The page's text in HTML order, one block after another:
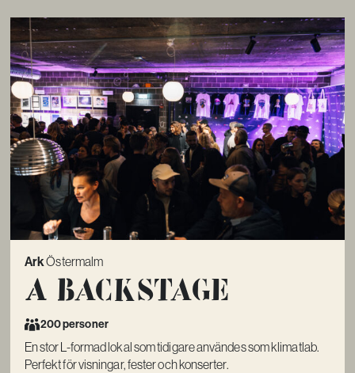
ArkÖstermalm
A Backstage
200 personer
En stor L-formad lokal som tidigare användes som klimatlab.
Perfekt för visningar, fester och konserter.